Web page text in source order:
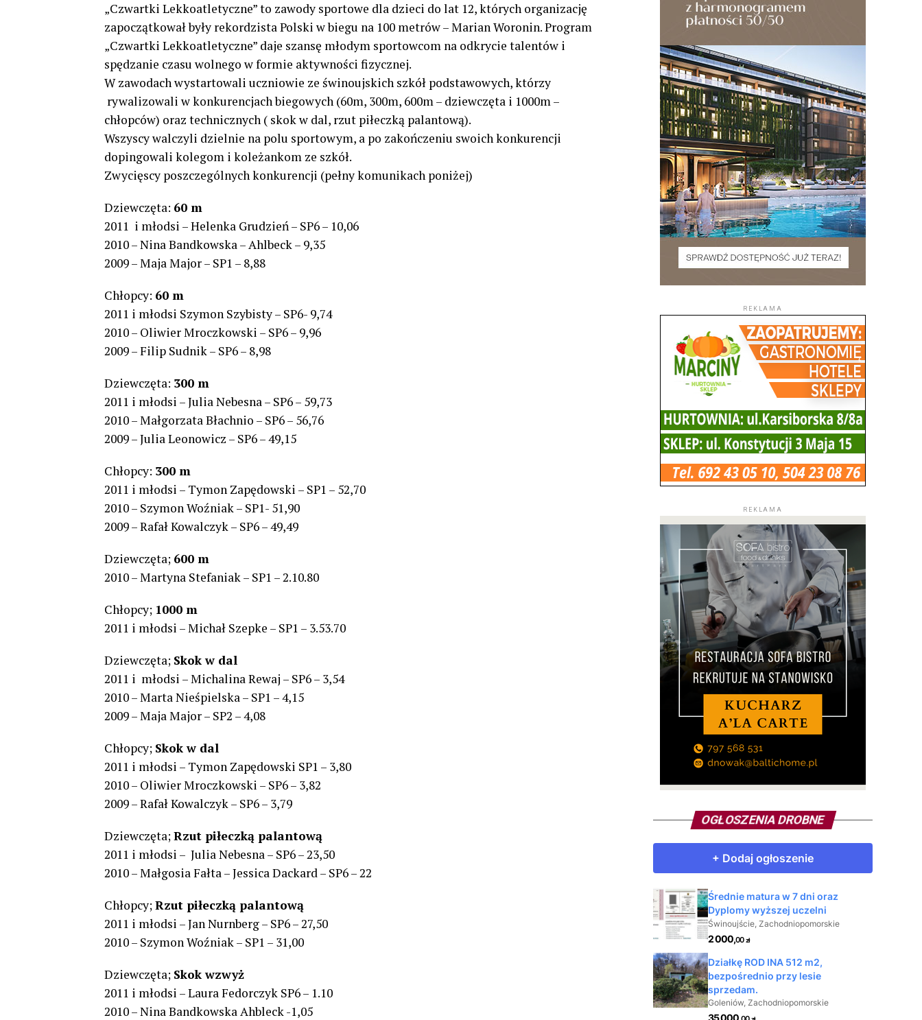
„Czwartki Lekkoatletyczne” to zawody sportowe dla dzieci do lat 12, których organizację
zapoczątkował były rekordzista Polski w biegu na 100 metrów – Marian Woronin. Program
„Czwartki Lekkoatletyczne” daje szansę młodym sportowcom na odkrycie talentów i
spędzanie czasu wolnego w formie aktywności fizycznej.
W zawodach wystartowali uczniowie ze świnoujskich szkół podstawowych, którzy
rywalizowali w konkurencjach biegowych (60m, 300m, 600m – dziewczęta i 1000m –
chłopców) oraz technicznych ( skok w dal, rzut piłeczką palantową).
Wszyscy walczyli dzielnie na polu sportowym, a po zakończeniu swoich konkurencji
dopingowali kolegom i koleżankom ze szkół.
Zwycięscy poszczególnych konkurencji (pełny komunikach poniżej)
Dziewczęta: 60 m
2011 i młodsi – Helenka Grudzień – SP6 – 10,06
2010 – Nina Bandkowska – Ahlbeck – 9,35
2009 – Maja Major – SP1 – 8,88
Chłopcy: 60 m
2011 i młodsi Szymon Szybisty – SP6- 9,74
2010 – Oliwier Mroczkowski – SP6 – 9,96
2009 – Filip Sudnik – SP6 – 8,98
Dziewczęta: 300 m
2011 i młodsi – Julia Nebesna – SP6 – 59,73
2010 – Małgorzata Błachnio – SP6 – 56,76
2009 – Julia Leonowicz – SP6 – 49,15
Chłopcy: 300 m
2011 i młodsi – Tymon Zapędowski – SP1 – 52,70
2010 – Szymon Woźniak – SP1- 51,90
2009 – Rafał Kowalczyk – SP6 – 49,49
Dziewczęta; 600 m
2010 – Martyna Stefaniak – SP1 – 2.10.80
Chłopcy; 1000 m
2011 i młodsi – Michał Szepke – SP1 – 3.53.70
Dziewczęta; Skok w dal
2011 i młodsi – Michalina Rewaj – SP6 – 3,54
2010 – Marta Nieśpielska – SP1 – 4,15
2009 – Maja Major – SP2 – 4,08
Chłopcy; Skok w dal
2011 i młodsi – Tymon Zapędowski SP1 – 3,80
2010 – Oliwier Mroczkowski – SP6 – 3,82
2009 – Rafał Kowalczyk – SP6 – 3,79
Dziewczęta;Rzut piłeczką palantową
2011 i młodsi – Julia Nebesna – SP6 – 23,50
2010 – Małgosia Fałta – Jessica Dackard – SP6 – 22
Chłopcy;Rzut piłeczką palantową
2011 i młodsi – Jan Nurnberg – SP6 – 27,50
2010 – Szymon Woźniak – SP1 – 31,00
Dziewczęta; Skok wzwyż
2011 i młodsi – Laura Fedorczyk SP6 – 1.10
2010 – Nina Bandkowska Ahbleck -1,05
REKLAMA
REKLAMA
OGŁOSZENIA DROBNE